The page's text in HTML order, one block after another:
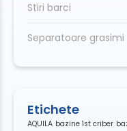
Stiri barci
Separatoare grasimi
Etichete
AQUILA bazine 1st criber